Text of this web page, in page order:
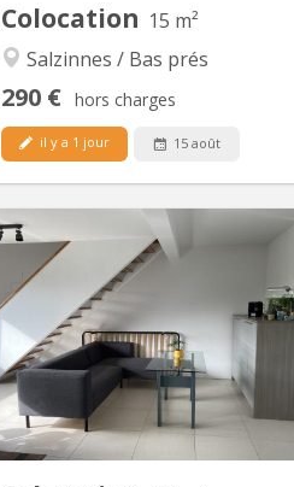
Colocation 15 m²
Salzinnes / Bas prés
290 € hors charges
il y a 1 jour 15 août
KN 4649
Très grand duplex récent situé
juppin 25 à Salzinnes. Colocation
calme, sérieuse car le duplex se
dans un immeuble de standing.
chambres de disponibles
septembre 2026 dont une grande
dressing privé. Il y a une salle-
douche, une salle-de-bain, deux